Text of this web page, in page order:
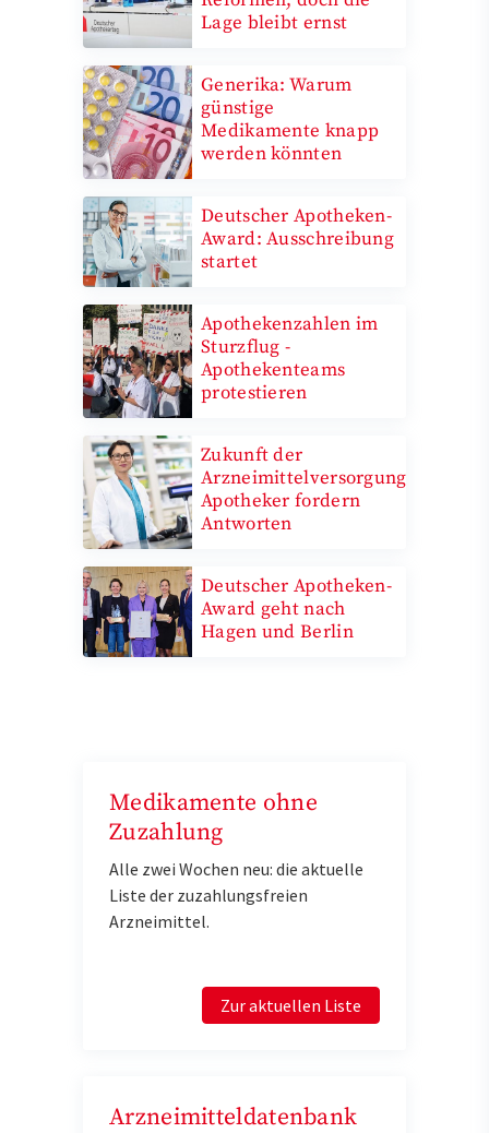
Lage bleibt ernst
Generika: Warum
günstige
Medikamente knapp
werden könnten
Deutscher Apotheken-
Award: Ausschreibung
startet
Apothekenzahlen im
Sturzflug -
Apothekenteams
protestieren
Zukunft der
Arzneimittelversorgung:
Apotheker fordern
Antworten
Deutscher Apotheken-
Award geht nach
Hagen und Berlin
Medikamente ohne
Zuzahlung
Alle zwei Wochen neu: die aktuelle
Liste der zuzahlungsfreien
Arzneimittel.
Zur aktuellen Liste
Arzneimitteldatenbank